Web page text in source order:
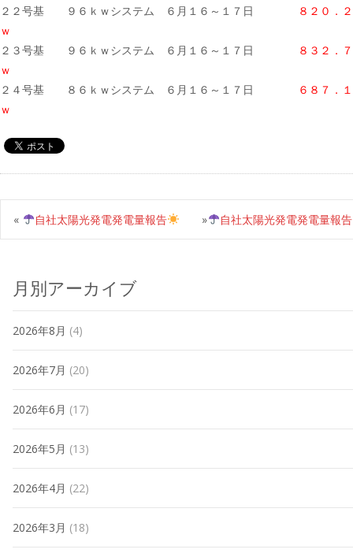
２２号基 ９６ｋｗシステム ６月１６～１７日
８２０．
ｗ
２３号基 ９６ｋｗシステム ６月１６～１７日
８３２．
ｗ
２４号基 ８６ｋｗシステム ６月１６～１７日
６８７．
ｗ
« 自社太陽光発電発電量報告 自社太陽光発電発電量報告
»
月別アーカイブ
2026年8月 (4)
2026年7月 (20)
2026年6月 (17)
2026年5月 (13)
2026年4月 (22)
2026年3月 (18)